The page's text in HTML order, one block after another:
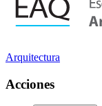
Arquitectura
Acciones